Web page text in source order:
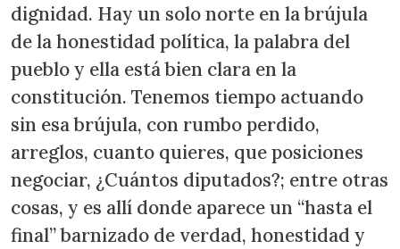
dignidad. Hay un solo norte en la brújula
de la honestidad política, la palabra del
pueblo y ella está bien clara en la
constitución. Tenemos tiempo actuando
sin esa brújula, con rumbo perdido,
arreglos, cuanto quieres, que posiciones
negociar, ¿Cuántos diputados?; entre otras
cosas, y es allí donde aparece un “hasta el
final” barnizado de verdad, honestidad y